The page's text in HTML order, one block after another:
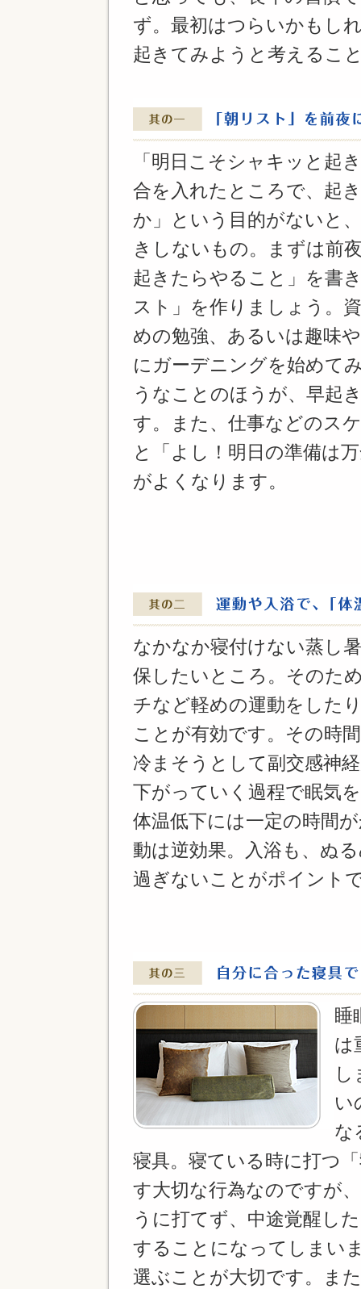
ず。最初はつらいかもし
起きてみようと考えるこ
「明日こそシャキッと起
合を入れたところで、起
か」という目的がないと
きしないもの。まずは前
起きたらやること」を書
スト」を作りましょう。
めの勉強、あるいは趣味
にガーデニングを始めて
うなことのほうが、早起
す。また、仕事などのス
と「よし！明日の準備は
がよくなります。
なかなか寝付けない蒸し
保したいところ。そのた
チなど軽めの運動をした
ことが有効です。その時
冷まそうとして副交感神
下がっていく過程で眠気
体温低下には一定の時間
動は逆効果。入浴も、ぬ
過ぎないことがポイント
睡
は
し
い
な
寝具。寝ている時に打つ
す大切な行為なのですが
うに打てず、中途覚醒し
することになってしまい
選ぶことが大切です。ま